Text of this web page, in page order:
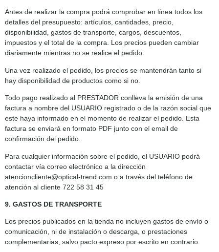
Antes de realizar la compra podrá comprobar en línea todos los
detalles del presupuesto: artículos, cantidades, precio,
disponibilidad, gastos de transporte, cargos, descuentos,
impuestos y el total de la compra. Los precios pueden cambiar
diariamente mientras no se realice el pedido.
Una vez realizado el pedido, los precios se mantendrán tanto si
hay disponibilidad de productos como si no.
Todo pago realizado al PRESTADOR conlleva la emisión de una
factura a nombre del USUARIO registrado o de la razón social que
este haya informado en el momento de realizar el pedido. Esta
factura se enviará en formato PDF junto con el email de
confirmación del pedido.
Para cualquier información sobre el pedido, el USUARIO podrá
contactar vía correo electrónico a la dirección
atencioncliente@optical-trend.com o a través del teléfono de
atención al cliente 722 58 31 45
9. GASTOS DE TRANSPORTE
Los precios publicados en la tienda no incluyen gastos de envío o
comunicación, ni de instalación o descarga, o prestaciones
complementarias, salvo pacto expreso por escrito en contrario.